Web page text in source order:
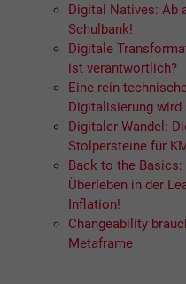
Digital Natives: Ab
Schulbank!
Digitale
ist verantwortlich?
Eine rein
Digitalisierung wird
Digitaler Wandel:
Stolpersteine für
Back to the Basics:
Überleben in der
Inflation!
Changeability
Metaframe